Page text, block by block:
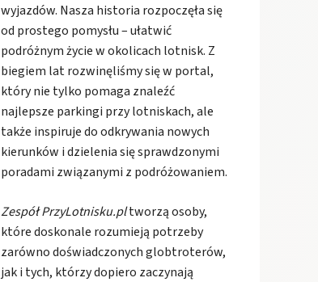
wyjazdów. Nasza historia rozpoczęła się
od prostego pomysłu – ułatwić
podróżnym życie w okolicach lotnisk. Z
biegiem lat rozwinęliśmy się w portal,
który nie tylko pomaga znaleźć
najlepsze parkingi przy lotniskach, ale
także inspiruje do odkrywania nowych
kierunków i dzielenia się sprawdzonymi
poradami związanymi z podróżowaniem.
Zespół PrzyLotnisku.pltworzą osoby,
które doskonale rozumieją potrzeby
zarówno doświadczonych globtroterów,
jak i tych, którzy dopiero zaczynają